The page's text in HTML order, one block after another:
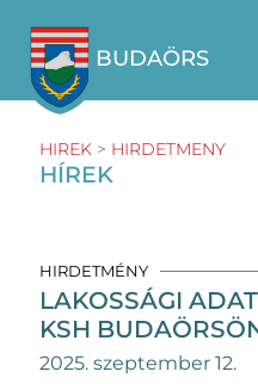
BUDAÖRS
HIREK > HIRDETMENY
HÍREK
HIRDETMÉNY
LAKOSSÁGI
KSH
2025. szeptember 12.